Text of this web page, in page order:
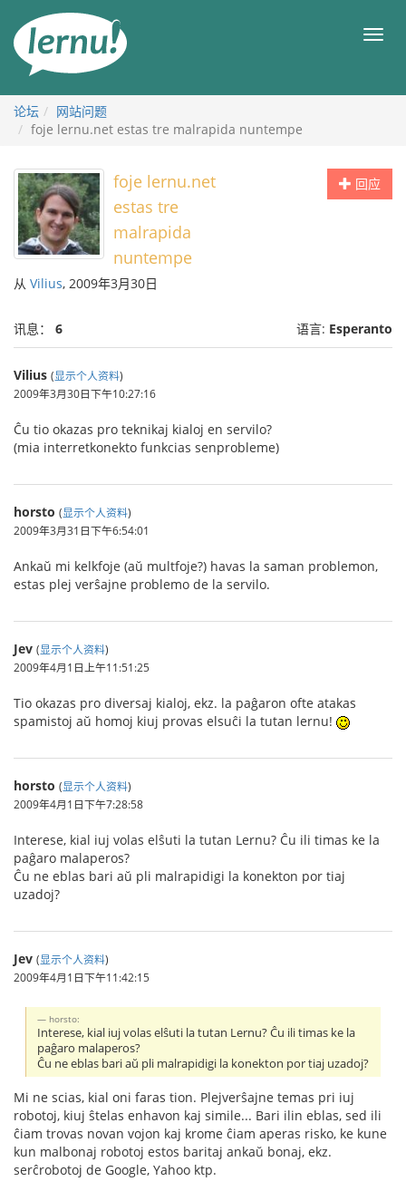
目
论坛
网站问题
foje lernu.net estas tre malrapida nuntempe
回应
foje lernu.net
estas tre
malrapida
nuntempe
从 Vilius, 2009年3月30日
讯息： 6 语言: Esperanto
Vilius (显示个人资料)
2009年3月30日下午10:27:16
Ĉu tio okazas pro teknikaj kialoj en servilo?
(mia interretkonekto funkcias senprobleme)
horsto (显示个人资料)
2009年3月31日下午6:54:01
Ankaŭ mi kelkfoje (aŭ multfoje?) havas la saman problemon,
estas plej verŝajne problemo de la servilo.
Jev (显示个人资料)
2009年4月1日上午11:51:25
Tio okazas pro diversaj kialoj, ekz. la paĝaron ofte atakas
spamistoj aŭ homoj kiuj provas elsuĉi la tutan lernu!
horsto (显示个人资料)
2009年4月1日下午7:28:58
Interese, kial iuj volas elŝuti la tutan Lernu? Ĉu ili timas ke la
paĝaro malaperos?
Ĉu ne eblas bari aŭ pli malrapidigi la konekton por tiaj
uzadoj?
Jev (显示个人资料)
2009年4月1日下午11:42:15
horsto:
Interese, kial iuj volas elŝuti la tutan Lernu? Ĉu ili timas ke la
paĝaro malaperos?
Ĉu ne eblas bari aŭ pli malrapidigi la konekton por tiaj uzadoj?
Mi ne scias, kial oni faras tion. Plejverŝajne temas pri iuj
robotoj, kiuj ŝtelas enhavon kaj simile... Bari ilin eblas, sed ili
ĉiam trovas novan vojon kaj krome ĉiam aperas risko, ke kune
kun malbonaj robotoj estos baritaj ankaŭ bonaj, ekz.
serĉrobotoj de Google, Yahoo ktp.